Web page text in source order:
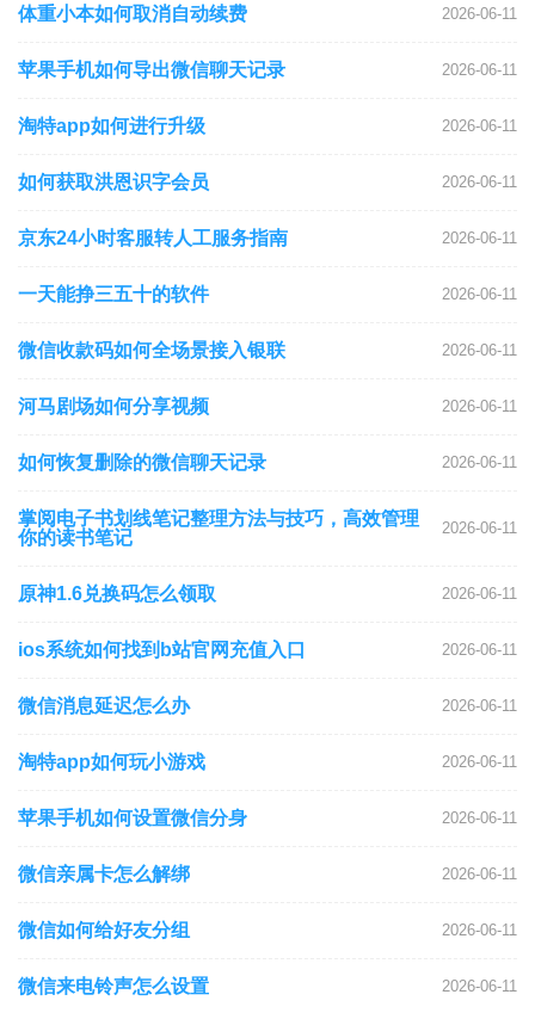
体重小本如何取消自动续费 2026-06-11
苹果手机如何导出微信聊天记录 2026-06-11
淘特app如何进行升级 2026-06-11
如何获取洪恩识字会员 2026-06-11
京东24小时客服转人工服务指南 2026-06-11
一天能挣三五十的软件 2026-06-11
微信收款码如何全场景接入银联 2026-06-11
河马剧场如何分享视频 2026-06-11
如何恢复删除的微信聊天记录 2026-06-11
掌阅电子书划线笔记整理方法与技巧，高效管理
你的读书笔记
2026-06-11
原神1.6兑换码怎么领取 2026-06-11
ios系统如何找到b站官网充值入口 2026-06-11
微信消息延迟怎么办 2026-06-11
淘特app如何玩小游戏 2026-06-11
苹果手机如何设置微信分身 2026-06-11
微信亲属卡怎么解绑 2026-06-11
微信如何给好友分组 2026-06-11
微信来电铃声怎么设置 2026-06-11